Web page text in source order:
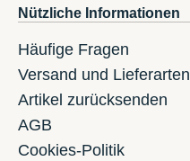
Nützliche Informationen
Häufige Fragen
Versand und Lieferarten
Artikel zurücksenden
AGB
Cookies-Politik